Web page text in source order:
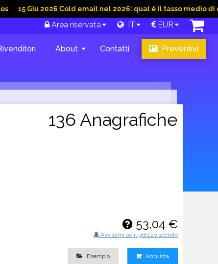
2026 Cold email nel 2026: qual è il tasso medio di
Area riservata IT EUR
About Contatti Preventivi
136 Anagrafiche
53,04 €
Avvisami se il prezzo scende
Esempio Acquista